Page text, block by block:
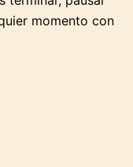
momento con